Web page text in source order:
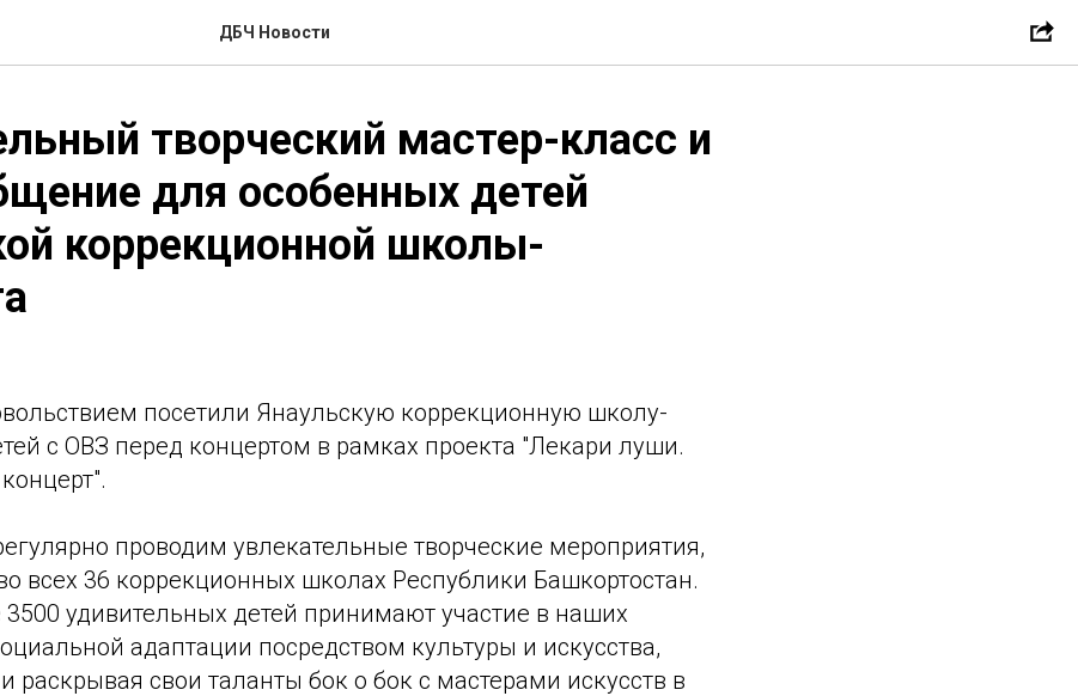
ДБЧ Новости
творческий мастер-класс и
для особенных детей
коррекционной школы-
посетили Янаульскую коррекционную школу-
с ОВЗ перед концертом в рамках проекта "Лекари луши.
проводим увлекательные творческие мероприятия,
всех 36 коррекционных школах Республики Башкортостан.
удивительных детей принимают участие в наших
адаптации посредством культуры и искусства,
раскрывая свои таланты бок о бок с мастерами искусств в